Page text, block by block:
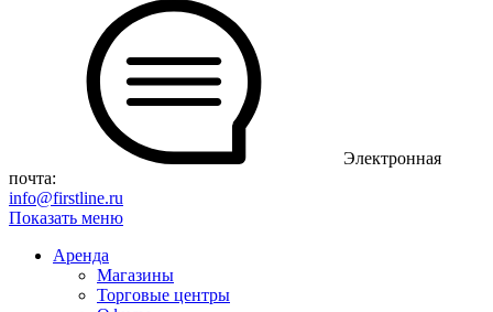
Электронная
почта:
info@firstline.ru
Показать меню
Аренда
Магазины
Торговые центры